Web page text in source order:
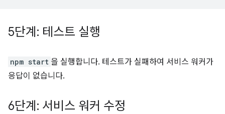
5단계: 테스트 실행
npm start 을 실행합니다. 테스트가 실패하여 서비스 워커가
응답이 없습니다.
6단계: 서비스 워커 수정